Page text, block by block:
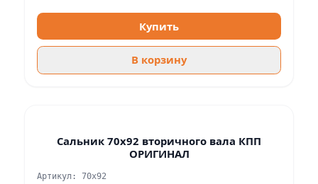
Купить
В корзину
Сальник 70х92 вторичного вала КПП
ОРИГИНАЛ
Артикул: 70х92